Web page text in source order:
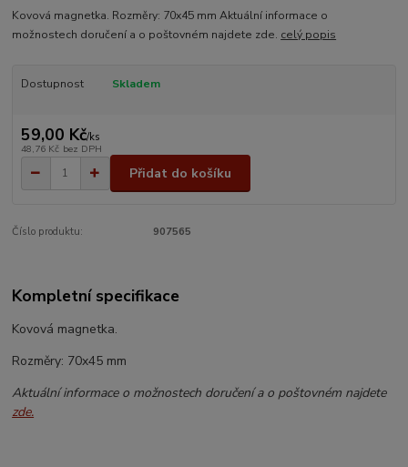
Kovová magnetka. Rozměry: 70x45 mm Aktuální informace o
možnostech doručení a o poštovném najdete zde. celý popis
Dostupnost Skladem
59,00 Kč/ks
48,76 Kč bez DPH
Přidat do košíku
Číslo produktu: 907565
Kompletní specifikace
Kovová magnetka.
Rozměry: 70x45 mm
Aktuální informace o možnostech doručení a o poštovném najdete
zde.